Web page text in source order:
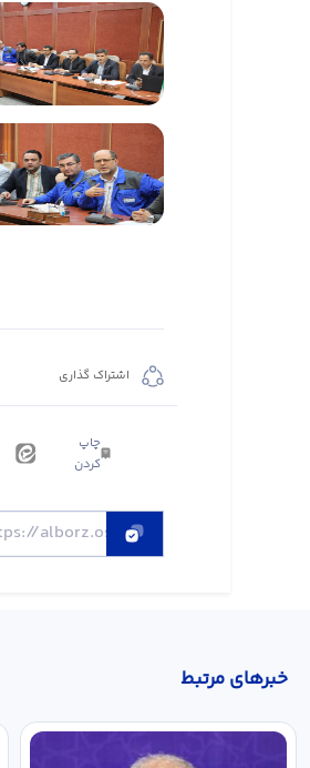
اشتراک گذاری
چاپ
کردن
خبر‌های مرتبط